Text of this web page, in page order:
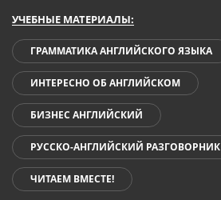
УЧЕБНЫЕ МАТЕРИАЛЫ:
ГРАММАТИКА АНГЛИЙСКОГО ЯЗЫКА
ИНТЕРЕСНО ОБ АНГЛИЙСКОМ
БИЗНЕС АНГЛИЙСКИЙ
РУССКО-АНГЛИЙСКИЙ РАЗГОВОРНИК
ЧИТАЕМ ВМЕСТЕ!